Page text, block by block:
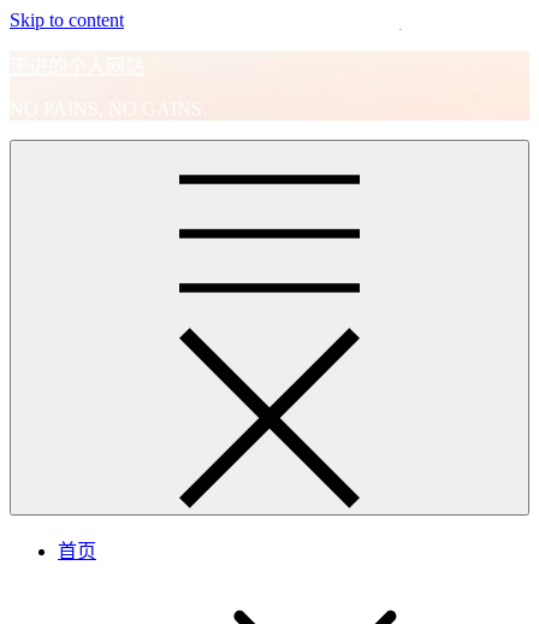
Skip to content
王进的个人网站
NO PAINS, NO GAINS.
首页